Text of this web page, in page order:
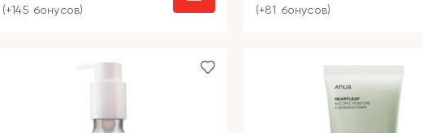
(+145 бонусов) (+81 бонусов)